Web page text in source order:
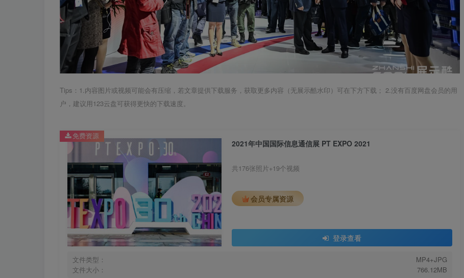
Tips：1.内容图片或视频可能会有压缩，若文章提供下载服务，获取更多内容（无展示酷水印）可在下方下载； 2.没有百度网盘会员的用
户，建议用123云盘可获得更快的下载速度。
2021年中国国际信息通信展 PT EXPO 2021
共176张照片+19个视频
会员专属资源
登录查看
文件类型：
MP4+JPG
文件大小：
766.12MB
免费资源